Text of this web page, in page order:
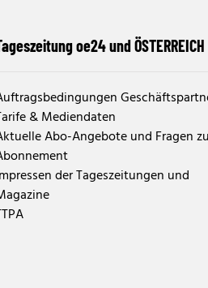
oe24 und ÖSTERREICH
& Mediendaten
Abo-Angebote und Fragen
der Tageszeitungen und